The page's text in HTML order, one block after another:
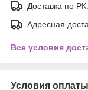
Доставка по РК.
Адресная
Все условия
Условия оплаты